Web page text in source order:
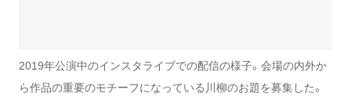
2019年公演中のインスタライブでの配信の様子。会場の内外か
ら作品の重要のモチーフになっている川柳のお題を募集した。